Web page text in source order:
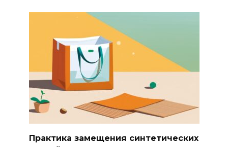
Практика замещения синтетических